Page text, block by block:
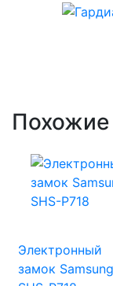
Электронный
замок Samsung